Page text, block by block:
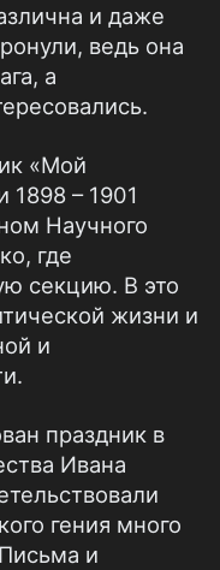
и даже
ведь она
а
«Мой
1898 – 1901
Научного
где
секцию. В это
жизни и
и
праздник в
Ивана
гения много
и